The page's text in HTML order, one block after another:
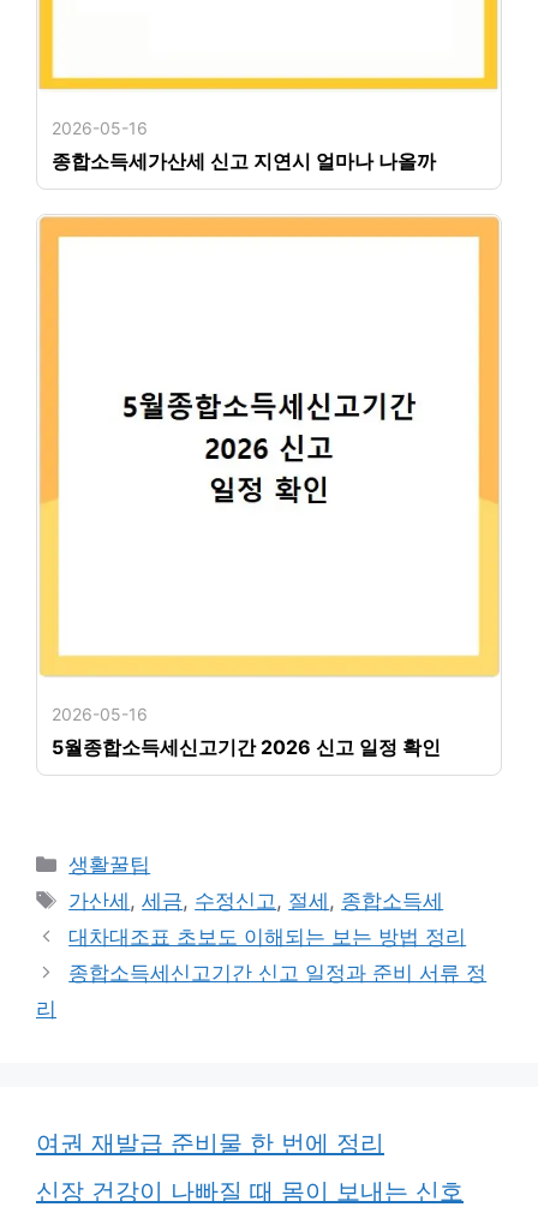
2026-05-16
종합소득세가산세 신고 지연시 얼마나 나올까
2026-05-16
5월종합소득세신고기간 2026 신고 일정 확인
카
테
리
생활꿀팁
태
그
가산세 ,세금, 수정신고, 절세 , 종합소득세
대차대조표 초보도 이해되는 보는 방법 정리
종합소득세신고기간 신고 일정과 준비 서류 정
리
여권 재발급 준비물 한 번에 정리
신장 건강이 나빠질 때 몸이 보내는 신호